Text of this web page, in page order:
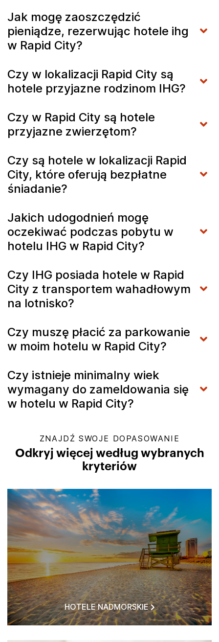
Jak mogę zaoszczędzić
pieniądze, rezerwując hotele ihg
w Rapid City?
Czy w lokalizacji Rapid City są
hotele przyjazne rodzinom IHG?
Czy w Rapid City są hotele
przyjazne zwierzętom?
Czy są hotele w lokalizacji Rapid
City, które oferują bezpłatne
śniadanie?
Jakich udogodnień mogę
oczekiwać podczas pobytu w
hotelu IHG w Rapid City?
Czy IHG posiada hotele w Rapid
City z transportem wahadłowym
na lotnisko?
Czy muszę płacić za parkowanie
w moim hotelu w Rapid City?
Czy istnieje minimalny wiek
wymagany do zameldowania się
w hotelu w Rapid City?
ZNAJDŹ SWOJE DOPASOWANIE
Odkryj więcej według wybranych
kryteriów
HOTELE NADMORSKIE